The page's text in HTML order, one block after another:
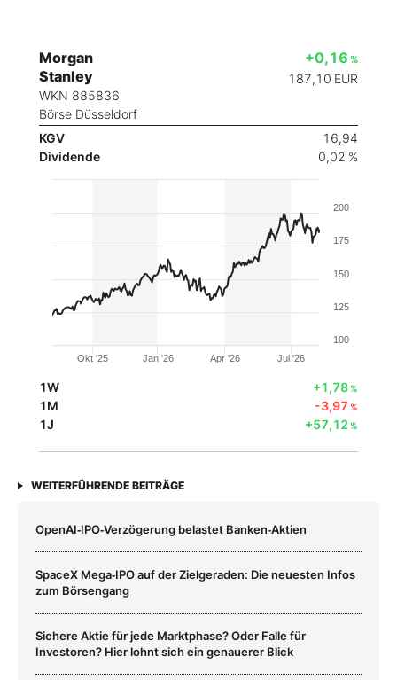
Morgan
Stanley
WKN 885836
Börse Düsseldorf
+0,16 %
187,10 EUR
KGV
16,94
Dividende
0,02 %
Okt '25 Jan '26 Apr '26 Jul '26
100
125
150
175
200
1W +1,78%
1M -3,97 %
1J +57,12%
WEITERFÜHRENDE BEITRÄGE
OpenAI‑IPO‑Verzögerung belastet Banken‑Aktien
SpaceX Mega‑IPO auf der Zielgeraden: Die neuesten Infos
zum Börsengang
Sichere Aktie für jede Marktphase? Oder Falle für
Investoren? Hier lohnt sich ein genauerer Blick